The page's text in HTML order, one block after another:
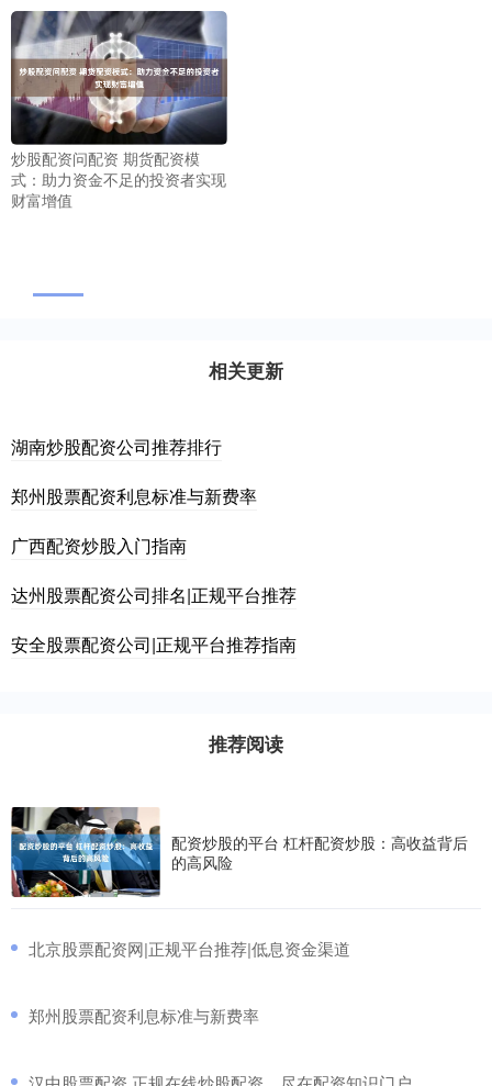
炒股配资问配资 期货配资模
式：助力资金不足的投资者实现
财富增值
相关更新
湖南炒股配资公司推荐排行
郑州股票配资利息标准与新费率
广西配资炒股入门指南
达州股票配资公司排名|正规平台推荐
安全股票配资公司|正规平台推荐指南
推荐阅读
配资炒股的平台 杠杆配资炒股：高收益背后
的高风险
​北京股票配资网|正规平台推荐|低息资金渠道
​郑州股票配资利息标准与新费率